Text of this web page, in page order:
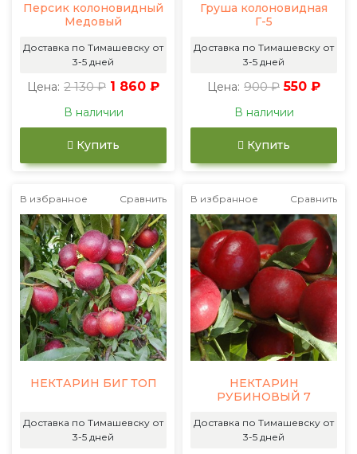
Персик колоновидный
Медовый
Доставка по Тимашевску от
3-5 дней
Цена: 2 130 ₽ 1 860 ₽
В наличии
Купить
Груша колоновидная
Г-5
Доставка по Тимашевску от
3-5 дней
Цена: 900 ₽ 550 ₽
В наличии
Купить
В избранное Сравнить
НЕКТАРИН БИГ ТОП
Доставка по Тимашевску от
3-5 дней
В избранное Сравнить
НЕКТАРИН
РУБИНОВЫЙ 7
Доставка по Тимашевску от
3-5 дней